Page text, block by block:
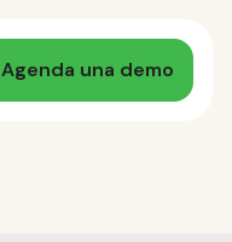
Agenda una demo